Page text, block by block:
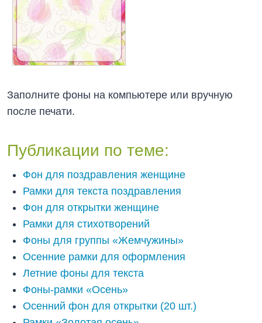
Заполните фоны на компьютере или вручную
после печати.
Публикации по теме:
Фон для поздравления женщине
Рамки для текста поздравления
Фон для открытки женщине
Рамки для стихотворений
Фоны для группы «Жемчужины»
Осенние рамки для оформления
Летние фоны для текста
Фоны-рамки «Осень»
Осенний фон для открытки (20 шт.)